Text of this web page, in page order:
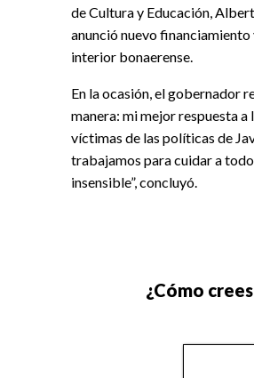
de Cultura y Educación,
anunció nuevo
interior bonaerense.
En la ocasión, el gobernador
manera: mi mejor respuesta
víctimas de las políticas de
trabajamos para cuidar a
insensible”, concluyó.
¿Cómo